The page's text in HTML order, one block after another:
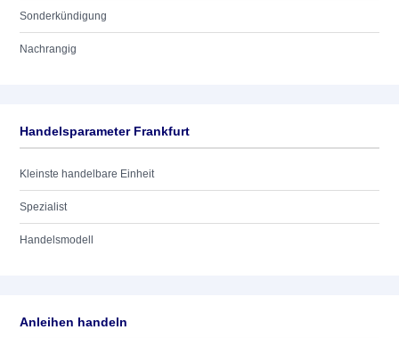
Sonderkündigung
Nachrangig
Handelsparameter Frankfurt
Kleinste handelbare Einheit
Spezialist
Handelsmodell
Anleihen handeln